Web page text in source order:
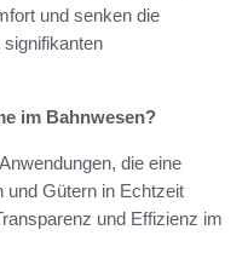
und senken die
im Bahnwesen?
die eine
und Gütern in Echtzeit
und Effizienz im